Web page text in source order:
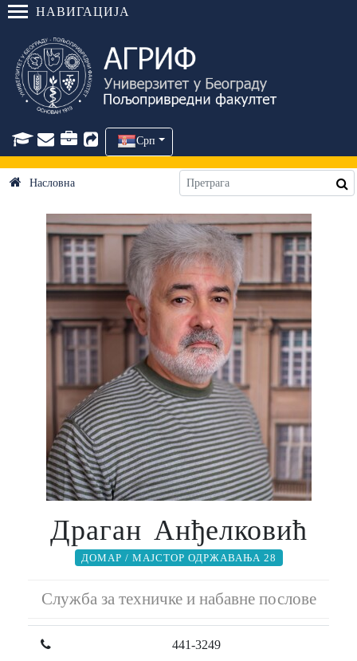
НАВИГАЦИЈА
Срп
Насловна
Драган Анђелковић
ДОМАР / МАЈСТОР ОДРЖАВАЊА 28
Служба за техничке и набавне послове
441-3249